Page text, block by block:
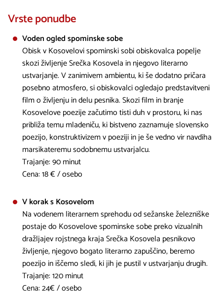
Vrste ponudbe
Voden ogled spominske sobe
Obisk v Kosovelovi spominski sobi obiskovalca popelje
skozi življenje Srečka Kosovela in njegovo literarno
ustvarjanje. V zanimivem ambientu, ki še dodatno pričara
posebno atmosfero, si obiskovalci ogledajo predstavitveni
film o življenju in delu pesnika. Skozi film in branje
Kosovelove poezije začutimo tisti duh v prostoru, ki nas
približa temu mladeniču, ki bistveno zaznamuje slovensko
poezijo, konstruktivizem v poeziji in je še vedno vir navdiha
marsikateremu sodobnemu ustvarjalcu.
Trajanje: 90 minut
Cena: 18 € / osebo
​V korak s Kosovelom
Na vodenem literarnem sprehodu od sežanske železniške
postaje do Kosovelove spominske sobe preko vizualnih
dražljajev rojstnega kraja Srečka Kosovela pesnikovo
življenje, njegovo bogato literarno zapuščino, beremo
poezijo in iščemo sledi, ki jih je pustil v ustvarjanju drugih.
Trajanje: 120 minut
Cena: 24€ / osebo